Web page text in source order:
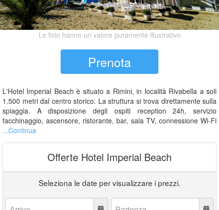
Le foto hanno un valore puramente illustrativo
Prenota
L'Hotel Imperial Beach è situato a Rimini, in località Rivabella a soli
1.500 metri dal centro storico. La struttura si trova direttamente sulla
spiaggia. A disposizione degli ospiti reception 24h, servizio
facchinaggio, ascensore, ristorante, bar, sala TV, connessione Wi-Fi
...Continua
Offerte Hotel Imperial Beach
Seleziona le date per visualizzare i prezzi.
Arrivo: Partenza: